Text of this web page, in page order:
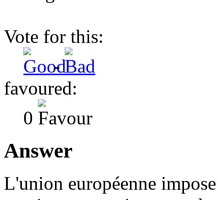
Vote for this:
-
favoured:
0
Answer
L'union européenne